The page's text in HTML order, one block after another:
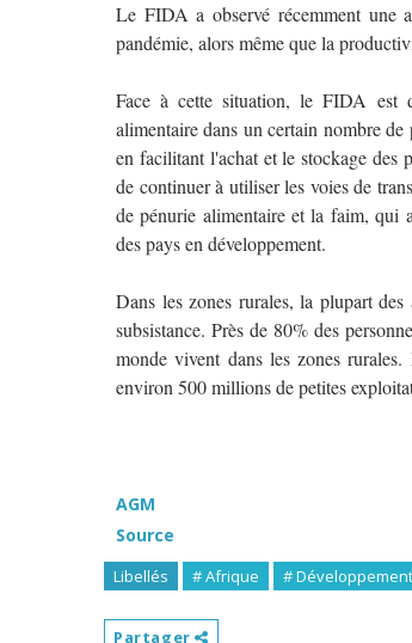
Le FIDA a observé récemment une
pandémie, alors même que la
Face à cette situation, le FIDA est
alimentaire dans un certain nombre de
en facilitant l'achat et le stockage des
de continuer à utiliser les voies de
de pénurie alimentaire et la faim, qui
des pays en développement.
Dans les zones rurales, la plupart
subsistance. Près de 80% des
monde vivent dans les zones
environ 500 millions de petites
AGM
Source
Libellés # Afrique #
Partager